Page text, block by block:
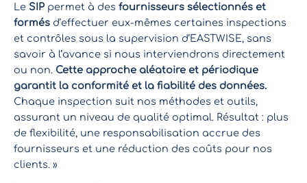
Le SIP permet à des fournisseurs sélectionnés et
formés d’effectuer eux-mêmes certaines inspections
et contrôles sous la supervision d’EASTWISE, sans
savoir à l’avance si nous interviendrons directement
ou non. Cette approche aléatoire et périodique
garantit la conformité et la fiabilité des données.
Chaque inspection suit nos méthodes et outils,
assurant un niveau de qualité optimal. Résultat : plus
de flexibilité, une responsabilisation accrue des
fournisseurs et une réduction des coûts pour nos
clients. »